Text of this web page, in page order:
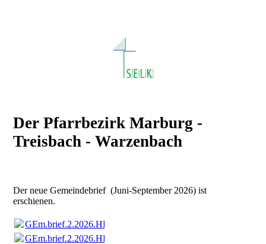
Der Pfarrbezirk Marburg -
Treisbach - Warzenbach
Der neue Gemeindebrief (Juni-September 2026) ist
erschienen.
GEm.brief.2.2026.HP_1.pdf
GEm.brief.2.2026.HP_1.pdf